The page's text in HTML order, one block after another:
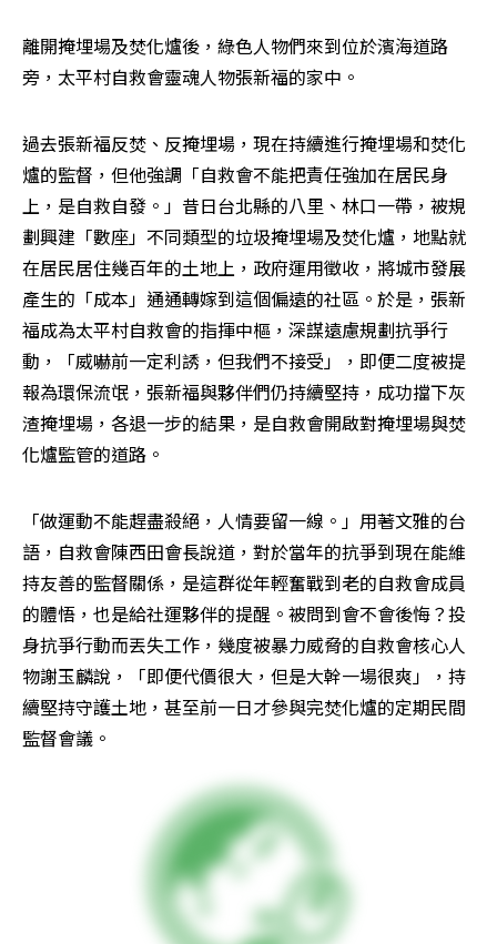
離開掩埋場及焚化爐後，綠色人物們來到位於濱海道路
旁，太平村自救會靈魂人物張新福的家中。
過去張新福反焚、反掩埋場，現在持續進行掩埋場和焚化
爐的監督，但他強調「自救會不能把責任強加在居民身
上，是自救自發。」昔日台北縣的八里、林口一帶，被規
劃興建「數座」不同類型的垃圾掩埋場及焚化爐，地點就
在居民居住幾百年的土地上，政府運用徵收，將城市發展
產生的「成本」通通轉嫁到這個偏遠的社區。於是，張新
福成為太平村自救會的指揮中樞，深謀遠慮規劃抗爭行
動，「威嚇前一定利誘，但我們不接受」，即便二度被提
報為環保流氓，張新福與夥伴們仍持續堅持，成功擋下灰
渣掩埋場，各退一步的結果，是自救會開啟對掩埋場與焚
化爐監管的道路。
「做運動不能趕盡殺絕，人情要留一線。」用著文雅的台
語，自救會陳西田會長說道，對於當年的抗爭到現在能維
持友善的監督關係，是這群從年輕奮戰到老的自救會成員
的體悟，也是給社運夥伴的提醒。被問到會不會後悔？投
身抗爭行動而丟失工作，幾度被暴力威脅的自救會核心人
物謝玉麟說，「即便代價很大，但是大幹一場很爽」，持
續堅持守護土地，甚至前一日才參與完焚化爐的定期民間
監督會議。